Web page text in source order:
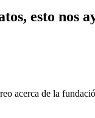
esto nos
acerca de la